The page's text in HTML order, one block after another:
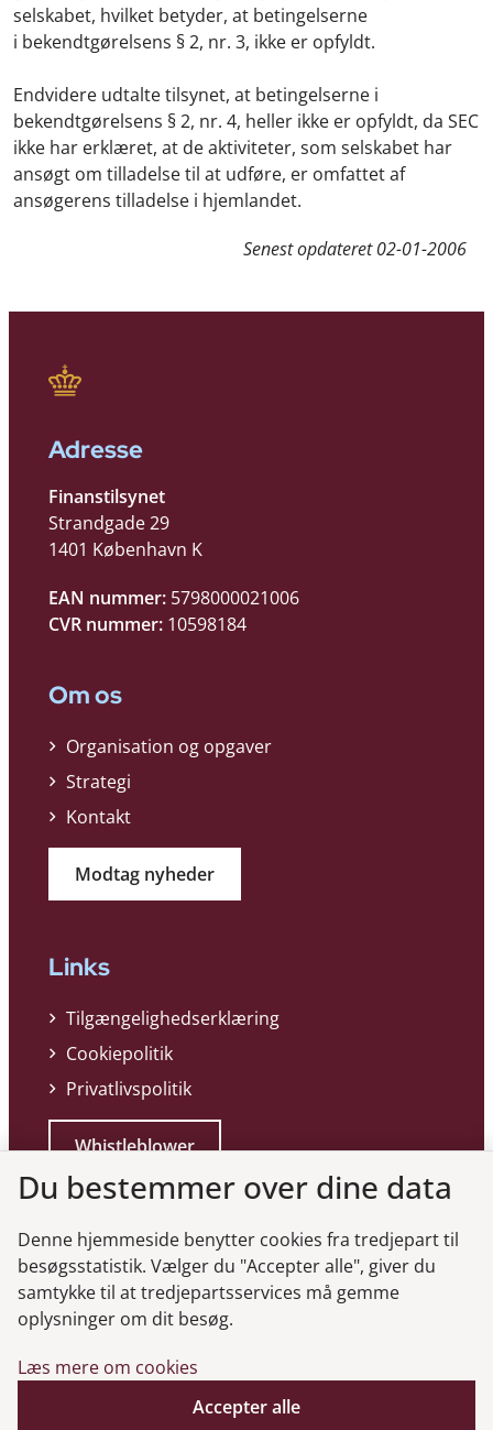
selskabet, hvilket betyder, at betingelserne
i bekendtgørelsens § 2, nr. 3, ikke er opfyldt.
Endvidere udtalte tilsynet, at betingelserne i
bekendtgørelsens § 2, nr. 4, heller ikke er opfyldt, da SEC
ikke har erklæret, at de aktiviteter, som selskabet har
ansøgt om tilladelse til at udføre, er omfattet af
ansøgerens tilladelse i hjemlandet.
Senest opdateret02-01-2006
Adresse
Finanstilsynet
Strandgade 29
1401 København K
EAN nummer: 5798000021006
CVR nummer: 10598184
Om os
Organisation og opgaver
Strategi
Kontakt
Modtag nyheder
Links
Tilgængelighedserklæring
Cookiepolitik
Privatlivspolitik
Whistleblower
Genveje
Gå til virksomhedsregisteret
Gå til selskabsmeddelelser
Du bestemmer over dine data
Denne hjemmeside benytter cookies fra tredjepart til
besøgsstatistik. Vælger du "Accepter alle", giver du
samtykke til at tredjepartsservices må gemme
oplysninger om dit besøg.
Læs mere om cookies
Accepter alle